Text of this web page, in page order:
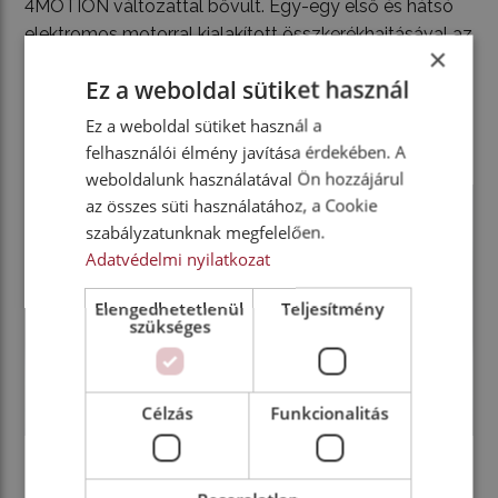
4MOTION változattal bővült. Egy-egy első és hátsó
elektromos motorral kialakított összkerékhajtásával az
alapkivitel akár 1800, míg a hosszú tengelytávú akár
1600 kilogrammos fékezett utánfutót is vontathat
nyolcszázalékos emelkedőn.
×
Ez a weboldal sütiket használ
Ez a weboldal sütiket használ a
felhasználói élmény javítása érdekében. A
weboldalunk használatával Ön hozzájárul
az összes süti használatához, a Cookie
szabályzatunknak megfelelően.
Adatvédelmi nyilatkozat
Elengedhetetlenül
szükséges
Teljesítmény
Célzás Funkcionalitás